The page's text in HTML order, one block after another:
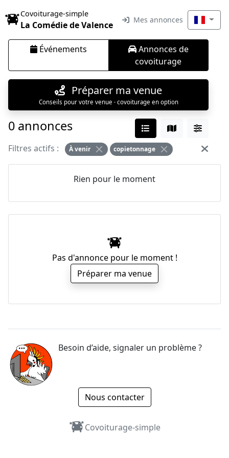
Covoiturage-simple
La Comédie de Valence Mes annonces
Événements
Annonces de
covoiturage
Préparer ma venue
Conseils pour votre venue · covoiturage en option
0 annonces
Filtres actifs : À venir copietonnage
Rien pour le moment
Pas d'annonce pour le moment !
Préparer ma venue
Besoin d’aide, signaler un problème ?
Nous contacter
Covoiturage-simple